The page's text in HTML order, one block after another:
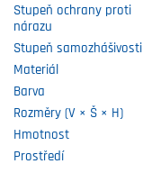
Stupeň ochrany proti
nárazu
Stupeň samozhášivosti
Materiál
Barva
Rozměry (V × Š × H)
Hmotnost
Prostředí